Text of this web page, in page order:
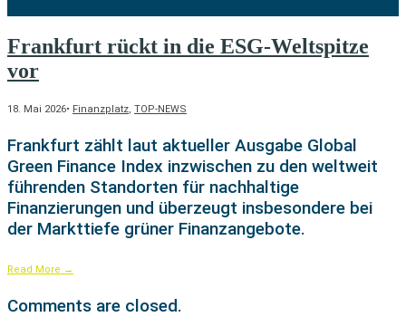
Frankfurt rückt in die ESG-Weltspitze
vor
18. Mai 2026• Finanzplatz, TOP-NEWS
Frankfurt zählt laut aktueller Ausgabe Global
Green Finance Index inzwischen zu den weltweit
führenden Standorten für nachhaltige
Finanzierungen und überzeugt insbesondere bei
der Markttiefe grüner Finanzangebote.
Read More →
Comments are closed.